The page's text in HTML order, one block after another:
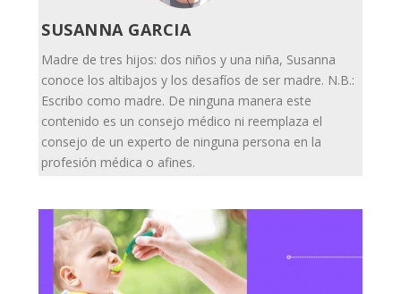
SUSANNA GARCIA
Madre de tres hijos: dos niños y una niña, Susanna
conoce los altibajos y los desafíos de ser madre. N.B.:
Escribo como madre. De ninguna manera este
contenido es un consejo médico ni reemplaza el
consejo de un experto de ninguna persona en la
profesión médica o afines.